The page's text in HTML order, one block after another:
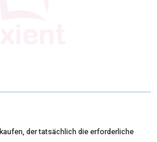
R
S
D
N
der tatsächlich die erforderliche